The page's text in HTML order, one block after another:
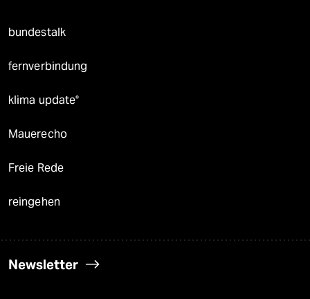
bundestalk
fernverbindung
klima update°
Mauerecho
Freie Rede
reingehen
Newsletter